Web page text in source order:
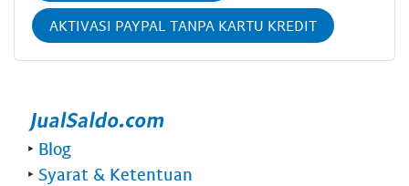
AKTIVASI PAYPAL TANPA KARTU KREDIT
‣ Blog
‣ Syarat & Ketentuan